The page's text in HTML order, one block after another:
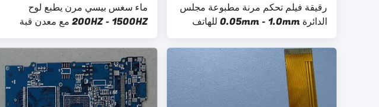
ماء سغس بيسي مرن يطبع لوح
200HZ - 1500HZ مع معدن قبة
رقيقة فيلم تحكم مرنة مطبوعة مجلس
الدائرة 0.05mm - 1.0mm للهاتف
المحمول